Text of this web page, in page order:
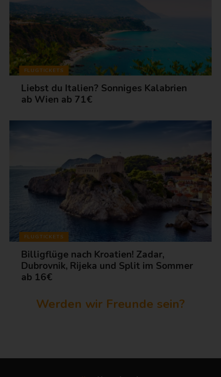
FLUGTICKETS
Liebst du Italien? Sonniges Kalabrien
ab Wien ab 71€
FLUGTICKETS
Billigflüge nach Kroatien! Zadar,
Dubrovnik, Rijeka und Split im Sommer
ab 16€
Werden wir Freunde sein?